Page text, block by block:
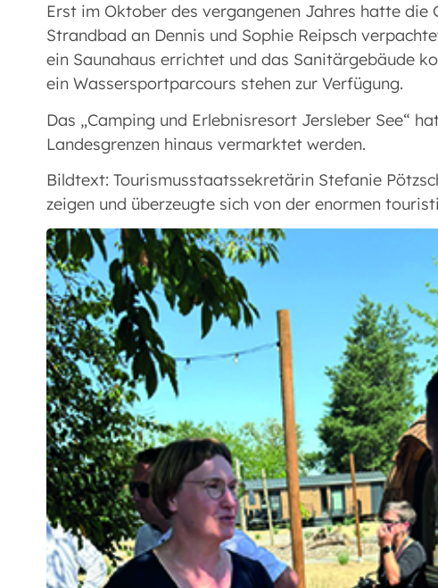
Erst im Oktober des vergangenen Jahres hatte die
Strandbad an Dennis und Sophie Reipsch
ein Saunahaus errichtet und das Sanitärgebäude
ein Wassersportparcours stehen zur Verfügung.
Das „Camping und Erlebnisresort Jersleber See“
Landesgrenzen hinaus vermarktet werden.
Bildtext: Tourismusstaatssekretärin Stefanie
zeigen und überzeugte sich von der enormen